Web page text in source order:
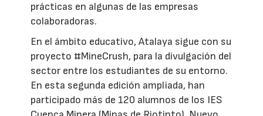
prácticas en algunas de las empresas
colaboradoras.
En el ámbito educativo, Atalaya sigue con su
proyecto #MineCrush, para la divulgación del
sector entre los estudiantes de su entorno.
En esta segunda edición ampliada, han
participado más de 120 alumnos de los IES